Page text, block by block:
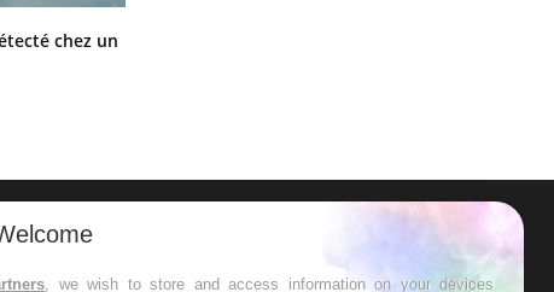
chez un
, we wish to store and access information on your devices